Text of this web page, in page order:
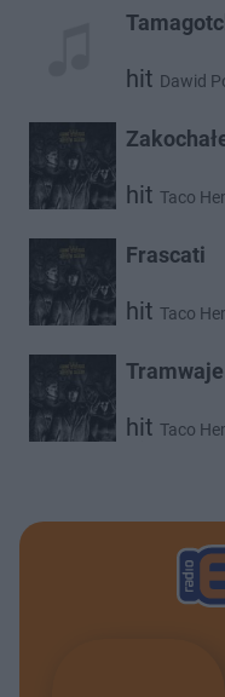
hit Dawid
hit Taco
Frascati
hit Taco
Tramwaje
hit Taco